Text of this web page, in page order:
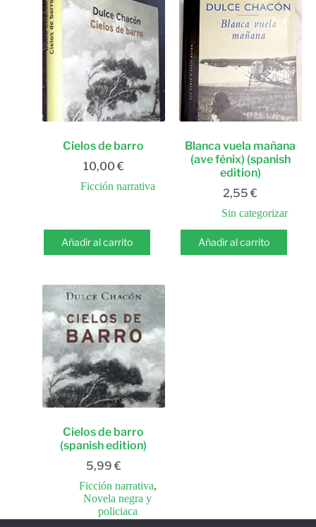
Cielos de barro
10,00 €
Ficción narrativa
Añadir al carrito
Blanca vuela mañana
(ave fénix) (spanish
edition)
2,55€
Sin categorizar
Añadir al carrito
Cielos de barro
(spanish edition)
5,99 €
Ficción narrativa,
Novela negra y
policiaca